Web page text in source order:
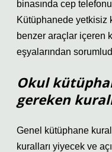
binasında cep
Kütüphanede yetkisiz
benzer araçlar içeren
eşyalarından
Okul
gereken
Genel kütüphane
kuralları yiyecek ve